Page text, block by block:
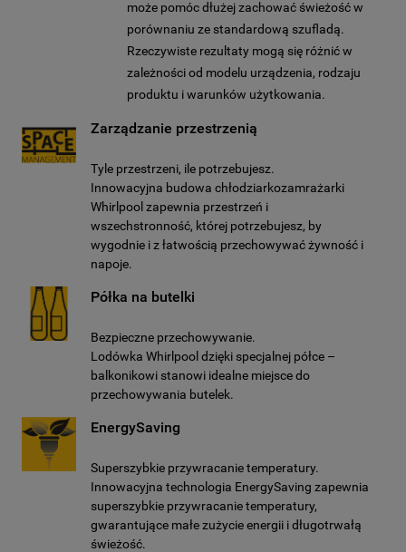
może pomóc dłużej zachować świeżość w
porównaniu ze standardową szufladą.
Rzeczywiste rezultaty mogą się różnić w
zależności od modelu urządzenia, rodzaju
produktu i warunków użytkowania.
Zarządzanie przestrzenią
Tyle przestrzeni, ile potrzebujesz.
Innowacyjna budowa chłodziarkozamrażarki
Whirlpool zapewnia przestrzeń i
wszechstronność, której potrzebujesz, by
wygodnie i z łatwością przechowywać żywność i
napoje.
Półka na butelki
Bezpieczne przechowywanie.
Lodówka Whirlpool dzięki specjalnej półce –
balkonikowi stanowi idealne miejsce do
przechowywania butelek.
EnergySaving
Superszybkie przywracanie temperatury.
Innowacyjna technologia EnergySaving zapewnia
superszybkie przywracanie temperatury,
gwarantujące małe zużycie energii i długotrwałą
świeżość.